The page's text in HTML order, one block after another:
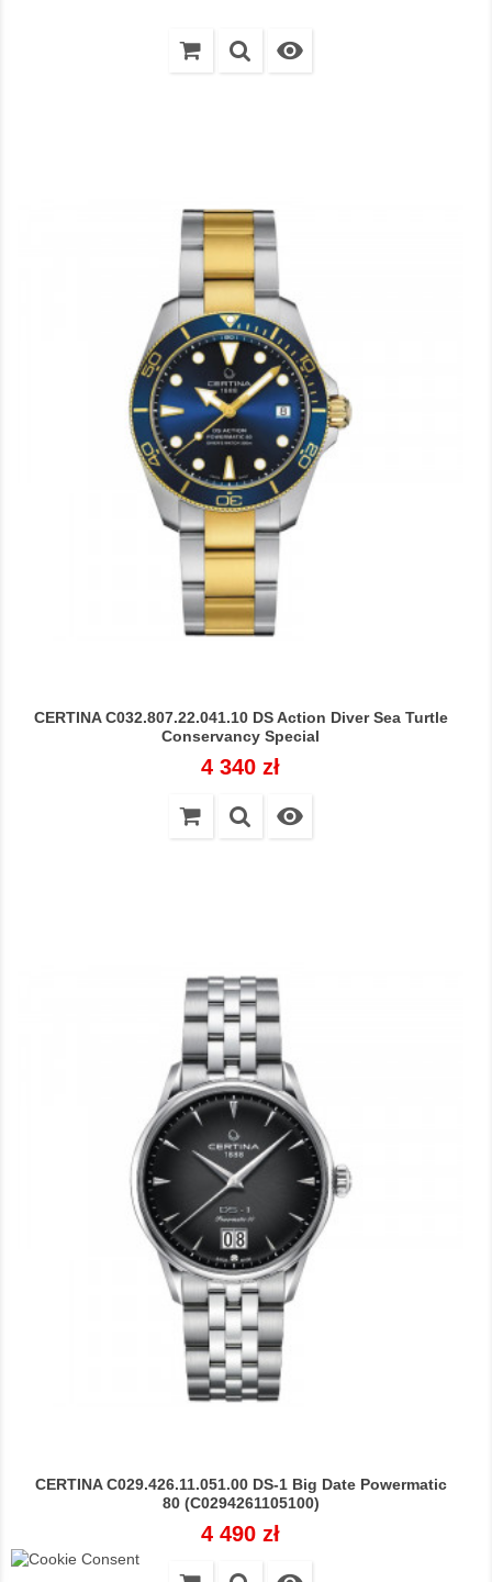

CERTINA C032.807.22.041.10 DS Action Diver Sea Turtle
Conservancy Special
Cena
4 340 zł

CERTINA C029.426.11.051.00 DS-1 Big Date Powermatic
80 (C0294261105100)
Cena
4 490 zł